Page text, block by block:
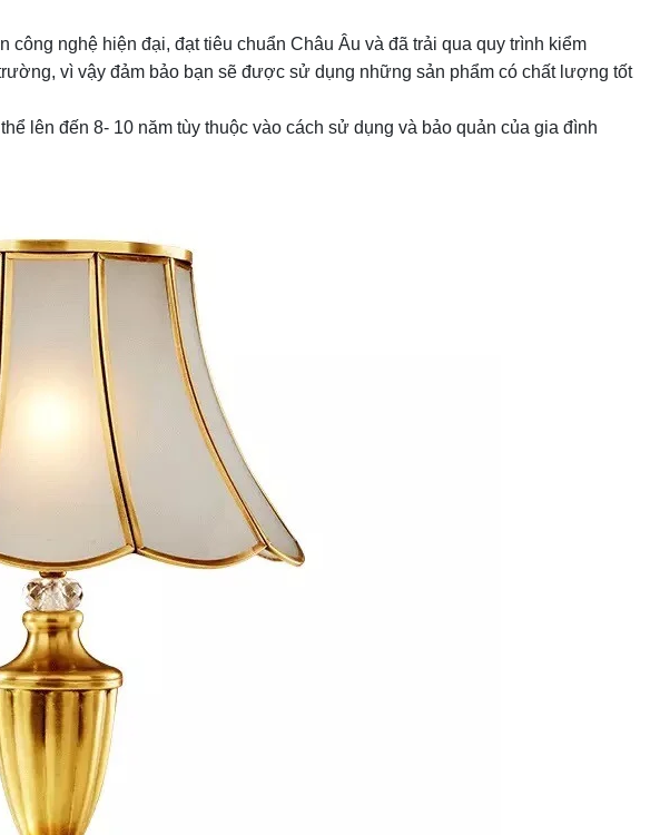
nghệ hiện đại, đạt tiêu chuẩn Châu Âu và đã trải qua quy trình kiểm
vì vậy đảm bảo bạn sẽ được sử dụng những sản phẩm có chất lượng tốt
lên đến 8- 10 năm tùy thuộc vào cách sử dụng và bảo quản của gia đình